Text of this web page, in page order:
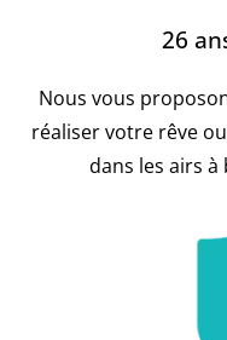
26
Nous vous
réaliser votre rêve
dans les airs